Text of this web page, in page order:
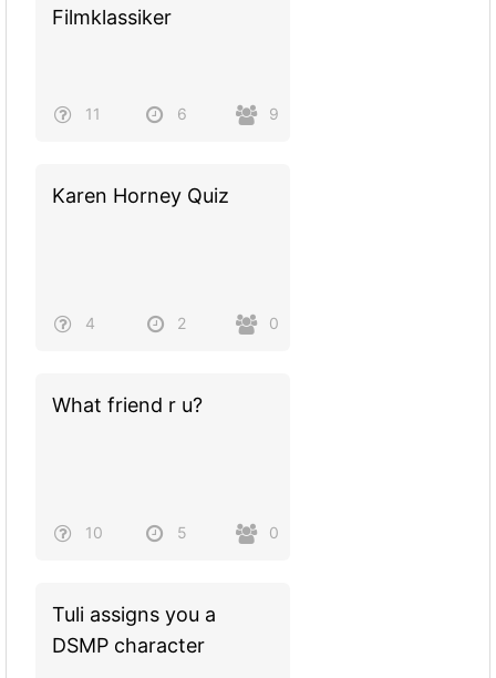
Filmklassiker
11 6 9
Karen Horney Quiz
4 2 0
What friend r u?
10 5 0
Tuli assigns you a
DSMP character